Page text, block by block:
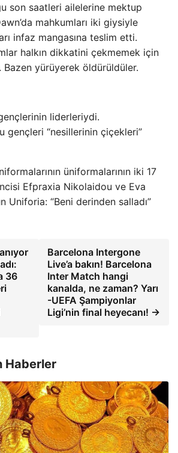
son saatleri ailelerine mektup
mahkumları iki giysiyle
infaz mangasına teslim etti.
halkın dikkatini çekmemek için
yürüyerek öldürüldüler.
liderleriydi.
gençleri “nesillerinin çiçekleri”
üniformalarının iki 17
Efpraxia Nikolaidou ve Eva
Uniforia: “Beni derinden salladı”
36
Barcelona Intergone
Live’a bakın! Barcelona
Inter Match hangi
kanalda, ne zaman? Yarı
-UEFA Şampiyonlar
Ligi’nin final heyecanı! →
Haberler